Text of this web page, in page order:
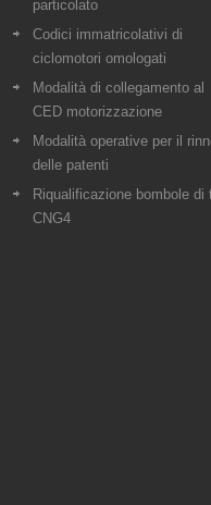
particolato
Codici immatricolativi di
ciclomotori omologati
Modalità di collegamento al
CED motorizzazione
Modalità operative per il
delle patenti
Riqualificazione bombole di
CNG4